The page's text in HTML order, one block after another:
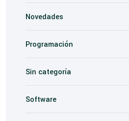
Novedades
Programación
Sin categoría
Software